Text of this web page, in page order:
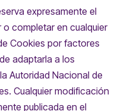
expresamente el
completar en cualquier
Cookies por factores
adaptarla a los
Autoridad Nacional de
Cualquier modificación
publicada en el